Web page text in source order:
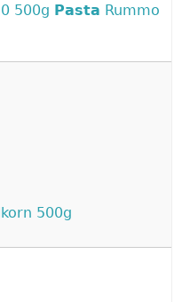
500g Pasta Rummo
500g